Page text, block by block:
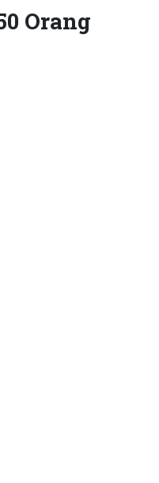
Orang